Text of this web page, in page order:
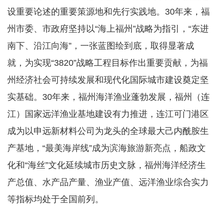
设重要论述的重要策源地和先行实践地。30年来，福
州市委、市政府坚持以“海上福州”战略为指引，“东进
南下、沿江向海”，一张蓝图绘到底，取得显著成
就，为实现“3820”战略工程目标作出重要贡献，为福
州经济社会可持续发展和现代化国际城市建设奠定坚
实基础。30年来，福州海洋渔业蓬勃发展，福州（连
江）国家远洋渔业基地建设有力推进，连江可门港区
成为以申远新材料公司为龙头的全球最大己内酰胺生
产基地，“最美海岸线”成为滨海旅游新亮点，船政文
化和“海丝”文化延续城市历史文脉，福州海洋经济生
产总值、水产品产量、渔业产值、远洋渔业综合实力
等指标均处于全国前列。